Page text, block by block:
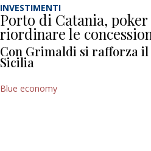
INVESTIMENTI
Porto di Catania,
riordinare le
Con Grimaldi si rafforza il
Sicilia
Blue economy